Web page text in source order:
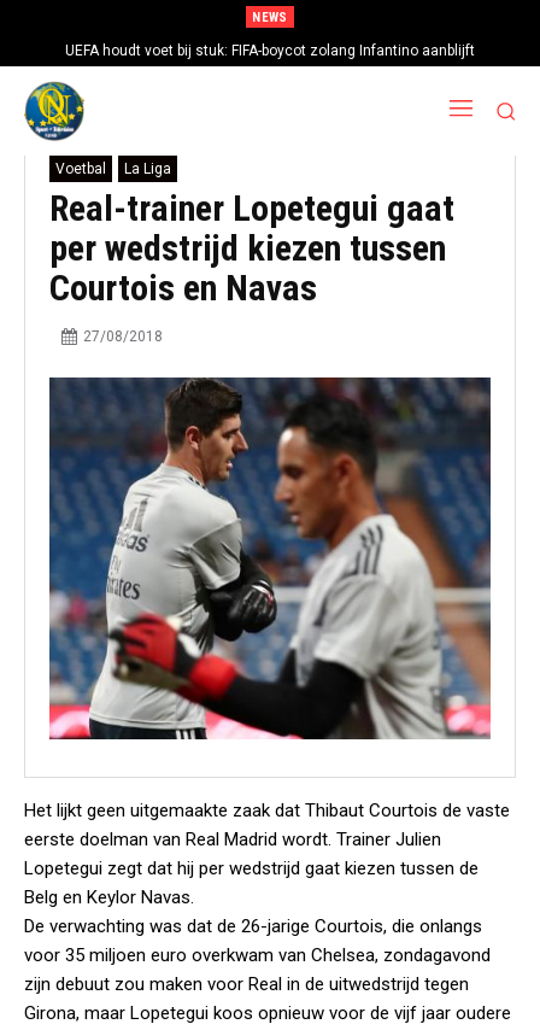
NEWS
UEFA houdt voet bij stuk: FIFA-boycot zolang Infantino aanblijft
Voetbal La Liga
Real-trainer Lopetegui gaat
per wedstrijd kiezen tussen
Courtois en Navas
27/08/2018
Het lijkt geen uitgemaakte zaak dat Thibaut Courtois de vaste
eerste doelman van Real Madrid wordt. Trainer Julien
Lopetegui zegt dat hij per wedstrijd gaat kiezen tussen de
Belg en Keylor Navas.
De verwachting was dat de 26-jarige Courtois, die onlangs
voor 35 miljoen euro overkwam van Chelsea, zondagavond
zijn debuut zou maken voor Real in de uitwedstrijd tegen
Girona, maar Lopetegui koos opnieuw voor de vijf jaar oudere